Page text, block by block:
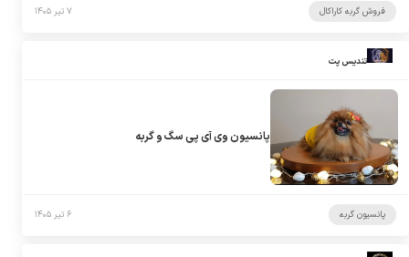
فروش گربه کاراکال ۷ تیر ۱۴۰۵
تندیس پت
پانسیون وی آی پی سگ و گربه
پانسیون گربه ۶ تیر ۱۴۰۵